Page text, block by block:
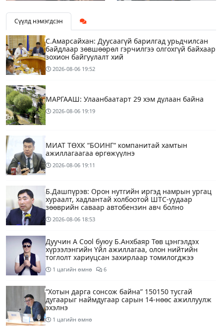
Сүүлд нэмэгдсэн
С.Амарсайхан: Дуусаагүй барилгад урьдчилсан
байдлаар зөвшөөрөл гэрчилгээ олгохгүй байхаар
зохион байгуулалт хий
2026-08-06 19:52
МАРГААШ: Улаанбаатарт 29 хэм дулаан байна
2026-08-06 19:19
МИАТ ТӨХК “БОИНГ“ компанитай хамтын
ажиллагаагаа өргөжүүлнэ
2026-08-06 19:11
Б.Дашпүрэв: Орон нутгийн иргэд намрын ургац
хураалт, хадлантай холбоотой ШТС-уудаар
зөөврийн саваар автобензин авч болно
2026-08-06 18:53
Дуучин A Cool буюу Б.Анхбаяр Төв цэнгэлдэх
хүрээлэнгийн Үйл ажиллагаа, олон нийтийн
тоглолт хариуцсан захирлаар томилогджээ
1 цагийн өмнө 6
“Хотын дарга сонсож байна” 150150 тусгай
дугаарыг наймдугаар сарын 14-нөөс ажиллуулж
эхэлнэ
1 цагийн өмнө